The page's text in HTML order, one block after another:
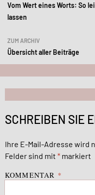
Vom Wert eines Worts: So
lassen
ZUM ARCHIV
Übersicht aller Beiträge
SCHREIBEN SIE
Ihre E-Mail-Adresse wird
Felder sind mit * markiert
KOMMENTAR *